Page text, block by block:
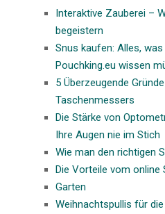
Interaktive Zauberei –
begeistern
Snus kaufen: Alles,
Pouchking.eu wissen
5 Überzeugende
Taschenmessers
Die Stärke von
Ihre Augen nie im Stich
Wie man den richtigen
Die Vorteile vom online
Garten
Weihnachtspullis für